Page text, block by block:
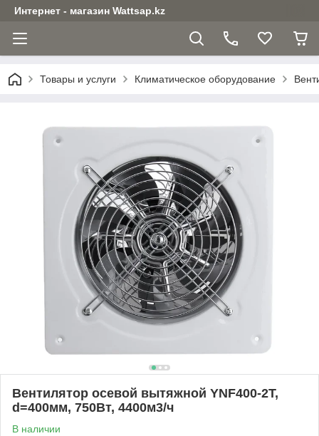
Интернет - магазин Wattsap.kz
Товары и услуги Климатическое оборудование
Вентилятор осевой вытяжной YNF400-2T,
d=400мм, 750Вт, 4400м3/ч
В наличии